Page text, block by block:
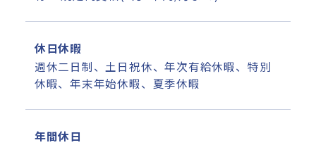
休日休暇
週休二日制、土日祝休、年次有給休暇、特別
休暇、年末年始休暇、夏季休暇
年間休日